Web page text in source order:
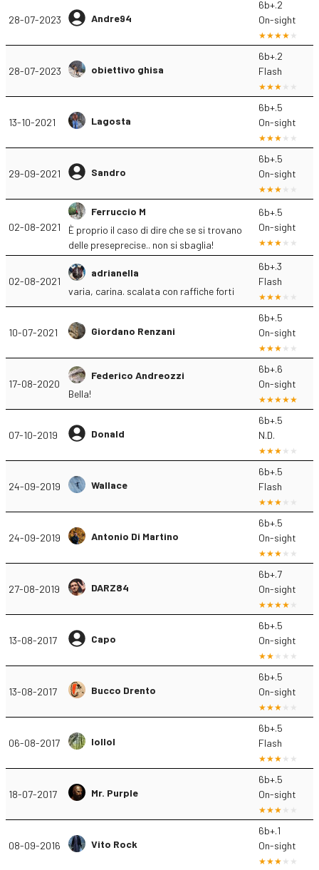
28-07-2023 Andre94
6b+.2
On-sight
28-07-2023 obiettivo ghisa
6b+.2
Flash
13-10-2021 Lagosta
6b+.5
On-sight
29-09-2021 Sandro
6b+.5
On-sight
02-08-2021
Ferruccio M
È proprio il caso di dire che se si trovano
delle preseprecise.. non si sbaglia!
6b+.5
On-sight
02-08-2021
adrianella
varia, carina. scalata con raffiche forti
6b+.3
Flash
10-07-2021 Giordano Renzani
6b+.5
On-sight
17-08-2020
Federico Andreozzi
Bella!
6b+.6
On-sight
07-10-2019 Donald
6b+.5
N.D.
24-09-2019 Wallace
6b+.5
Flash
24-09-2019 Antonio Di Martino
6b+.5
On-sight
27-08-2019 DARZ84
6b+.7
On-sight
13-08-2017 Capo
6b+.5
On-sight
13-08-2017 Bucco Drento
6b+.5
On-sight
06-08-2017 lollol
6b+.5
Flash
18-07-2017 Mr. Purple
6b+.5
On-sight
08-09-2016 Vito Rock
6b+.1
On-sight